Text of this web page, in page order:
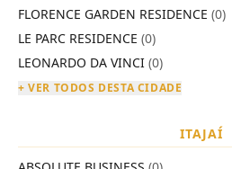
FLORENCE GARDEN RESIDENCE (0)
LE PARC RESIDENCE (0)
LEONARDO DA VINCI (0)
+ VER TODOS DESTA CIDADE
ITAJAÍ